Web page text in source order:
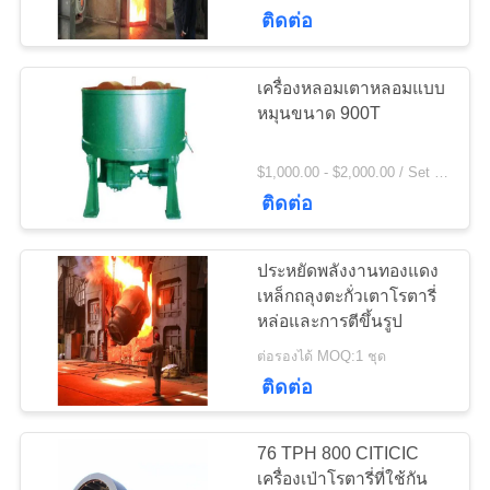
โรงงาน
ควบคุม
คุณภาพ
ติดต่อ
เรา
Girth Gear
97
หล่อและตีขึ้นรูป
ติดต่อ
เครื่องหลอมเตาหลอมแบบ
หมุนขนาด 900T
$1,000.00 - $2,000.00 / Set MOQ:1 ตั้ง / ชุด
ติดต่อ
ประหยัดพลังงานทองแดง
เหล็กถลุงตะกั่วเตาโรตารี่
หล่อและการตีขึ้นรูป
ต่อรองได้ MOQ:1 ชุด
ติดต่อ
76 TPH 800 CITICIC
เครื่องเป่าโรตารี่ที่ใช้กัน